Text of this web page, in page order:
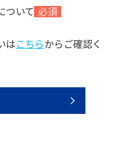
ついて 必須
はこちらからご確認く